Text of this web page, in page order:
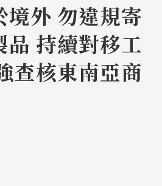
境外 勿違規寄
品 持續對移工
查核東南亞商